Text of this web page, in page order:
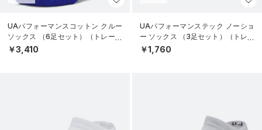
UAパフォーマンスコットン クルー
ソックス （6足セット）（トレーニ
ング/UNISEX）
￥3,410
UAパフォーマンステック ノーショ
ー ソックス （3足セット）（トレー
ニング/UNISEX）
￥1,760